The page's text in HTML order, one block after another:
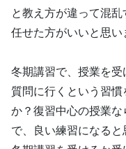
と教え方が違って混
任せた方がいいと思い
冬期講習で、授業を
質問に行くという習
か？復習中心の授業
で、良い練習になると